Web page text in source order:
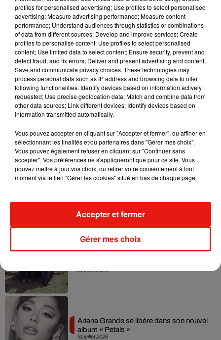
Musique
5 août 2026
Benny Blanco invite Selena Gomez et
Becky G sur son nouveau single
4 août 2026
live session solaire
31 juillet 2026
31 juillet 2026
Ariana Grande se libère dans son nouvel
album « Petals »
profiles for personalised advertising; Use profiles to select personalised
advertising; Measure advertising performance; Measure content
performance; Understand audiences through statistics or combinations
of data from different sources; Develop and improve services; Create
profiles to personalise content; Use profiles to select personalised
content; Use limited data to select content; Ensure security, prevent and
detect fraud, and fix errors; Deliver and present advertising and content;
Save and communicate privacy choices. These technologies may
process personal data such as IP address and browsing data to offer
following functionalities: Identify devices based on information actively
requested; Use precise geolocation data; Match and combine data from
other data sources; Link different devices; Identify devices based on
information transmitted automatically.
Vous pouvez accepter en cliquant sur "Accepter et fermer", ou affiner en
sélectionnant les finalités et/ou partenaires dans "Gérer mes choix".
Vous pouvez également refuser en cliquant sur "Continuer sans
accepter". Vos préférences ne s'appliqueront que pour ce site. Vous
pouvez mettre à jour vos choix, ou retirer votre consentement à tout
moment via le lien "Gérer les cookies" situé en bas de chaque page.
Gérer mes choix
Accepter et fermer